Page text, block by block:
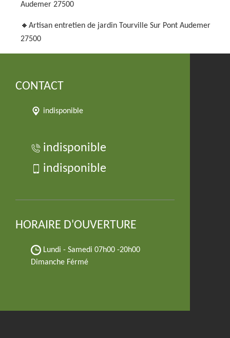
Audemer 27500
Artisan entretien de jardin Tourville Sur Pont Audemer
27500
CONTACT
indisponible
indisponible
indisponible
HORAIRE D'OUVERTURE
Lundi - Samedi 07h00 -20h00
Dimanche Férmé